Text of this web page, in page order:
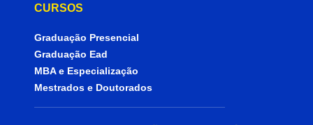
CURSOS
Graduação Presencial
Graduação Ead
MBA e Especialização
Mestrados e Doutorados